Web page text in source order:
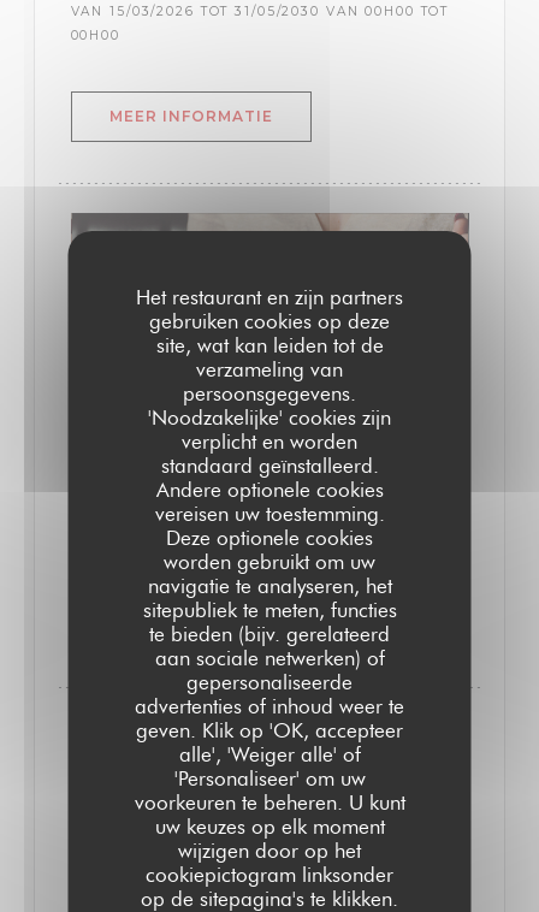
Het restaurant en zijn partners
gebruiken cookies op deze
site, wat kan leiden tot de
verzameling van
persoonsgegevens.
'Noodzakelijke' cookies zijn
verplicht en worden
standaard geïnstalleerd.
Andere optionele cookies
vereisen uw toestemming.
Deze optionele cookies
worden gebruikt om uw
navigatie te analyseren, het
sitepubliek te meten, functies
te bieden (bijv. gerelateerd
aan sociale netwerken) of
gepersonaliseerde
advertenties of inhoud weer te
geven. Klik op 'OK, accepteer
alle', 'Weiger alle' of
'Personaliseer' om uw
voorkeuren te beheren. U kunt
uw keuzes op elk moment
wijzigen door op het
cookiepictogram linksonder
op de sitepagina's te klikken.
VAN 15/03/2026 TOT 31/05/2030 VAN 00H00 TOT
00H00
MEER INFORMATIE
VAN 16/03/2026 TOT 16/03/2030 VAN 08H00 TOT
MEER INFORMATIE((OPENT IN EEN NIEUW